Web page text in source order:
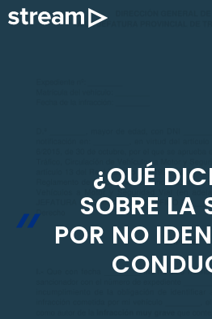
Saltar
¿QUÉ
SOBRE LA
POR NO